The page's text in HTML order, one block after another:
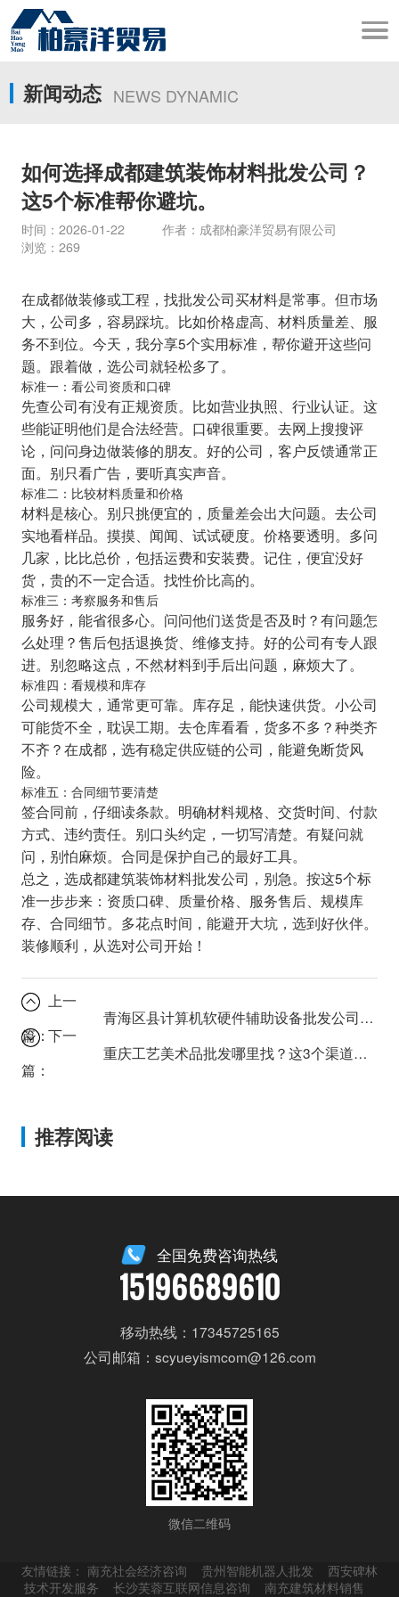
新闻动态 NEWS DYNAMIC
如何选择成都建筑装饰材料批发公司？
这5个标准帮你避坑。
时间：2026-01-22 作者：成都柏豪洋贸易有限公司
浏览：269
在成都做装修或工程，找批发公司买材料是常事。但市场
大，公司多，容易踩坑。比如价格虚高、材料质量差、服
务不到位。今天，我分享5个实用标准，帮你避开这些问
题。跟着做，选公司就轻松多了。
标准一：看公司资质和口碑
先查公司有没有正规资质。比如营业执照、行业认证。这
些能证明他们是合法经营。口碑很重要。去网上搜搜评
论，问问身边做装修的朋友。好的公司，客户反馈通常正
面。别只看广告，要听真实声音。
标准二：比较材料质量和价格
材料是核心。别只挑便宜的，质量差会出大问题。去公司
实地看样品。摸摸、闻闻、试试硬度。价格要透明。多问
几家，比比总价，包括运费和安装费。记住，便宜没好
货，贵的不一定合适。找性价比高的。
标准三：考察服务和售后
服务好，能省很多心。问问他们送货是否及时？有问题怎
么处理？售后包括退换货、维修支持。好的公司有专人跟
进。别忽略这点，不然材料到手后出问题，麻烦大了。
标准四：看规模和库存
公司规模大，通常更可靠。库存足，能快速供货。小公司
可能货不全，耽误工期。去仓库看看，货多不多？种类齐
不齐？在成都，选有稳定供应链的公司，能避免断货风
险。
标准五：合同细节要清楚
签合同前，仔细读条款。明确材料规格、交货时间、付款
方式、违约责任。别口头约定，一切写清楚。有疑问就
问，别怕麻烦。合同是保护自己的最好工具。
总之，选成都建筑装饰材料批发公司，别急。按这5个标
准一步步来：资质口碑、质量价格、服务售后、规模库
存、合同细节。多花点时间，能避开大坑，选到好伙伴。
装修顺利，从选对公司开始！
上一
篇：
青海区县计算机软硬件辅助设备批发公司如何服务偏远地区？
下一
篇：
重庆工艺美术品批发哪里找？这3个渠道让你货源不断
推荐阅读
全国免费咨询热线
15196689610
移动热线：17345725165
公司邮箱：scyueyismcom@126.com
微信二维码
友情链接：南充社会经济咨询 贵州智能机器人批发
西安碑林
技术开发服务
长沙芙蓉互联网信息咨询
南充建筑材料销售